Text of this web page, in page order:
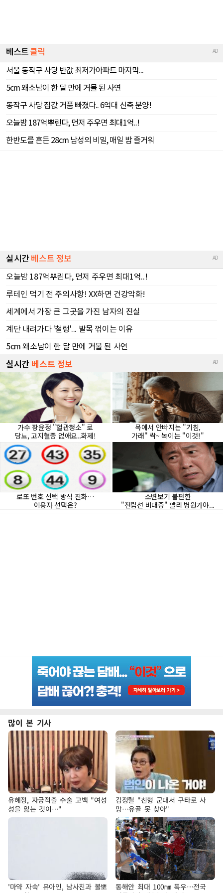
많이 본 기사
유혜정, 자궁적출 수술 고백 "여성
성을 잃는 것이…"
김정렬 "친형 군대서 구타로 사
망…유골 못 찾아"
'마약 자숙' 유아인, 남사친과 볼뽀
동해안 최대 100㎜ 폭우…전국